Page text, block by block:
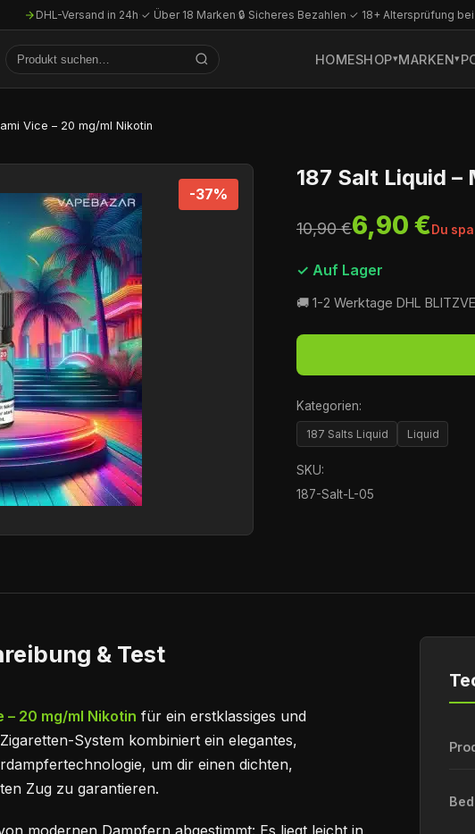
DHL-Versand in 24h·✓ Über 18 Marken·🔒 Sicheres Bezahlen·✓ 18+ Altersprüfung
HOMESHOP MARKEN
Vice – 20 mg/ml Nikotin
-37%
187 Salt Liquid
10,90 €6,90 €Du
✓ Auf Lager
🚚 1-2 Werktage DHL
Kategorien:
187 Salts Liquid Liquid
SKU:
187-Salt-L-05
& Test
– 20 mg/ml Nikotin für ein erstklassiges und
System kombiniert ein elegantes,
um dir einen dichten,
Zug zu garantieren.
modernen Dampfern abgestimmt: Es liegt leicht in